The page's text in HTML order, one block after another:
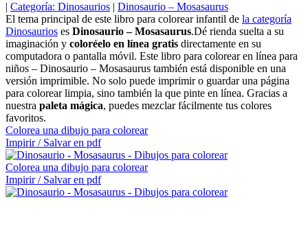
| Categoría: Dinosaurios | Dinosaurio – Mosasaurus
El tema principal de este libro para colorear infantil de la categoría
Dinosaurios es Dinosaurio – Mosasaurus.Dé rienda suelta a su
imaginación y coloréelo en línea gratis directamente en su
computadora o pantalla móvil. Este libro para colorear en línea para
niños – Dinosaurio – Mosasaurus también está disponible en una
versión imprimible. No solo puede imprimir o guardar una página
para colorear limpia, sino también la que pinte en línea. Gracias a
nuestra paleta mágica, puedes mezclar fácilmente tus colores
favoritos.
Colorea una dibujo para colorear
Impirir / Salvar en pdf
Colorea una dibujo para colorear
Impirir / Salvar en pdf